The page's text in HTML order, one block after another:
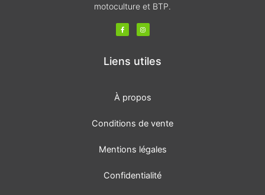
motoculture et BTP.
F
a
c
o
k
I
n
s
r
a
Liens utiles
À propos
Conditions de vente
Mentions légales
Confidentialité